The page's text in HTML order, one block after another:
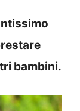
bambini.